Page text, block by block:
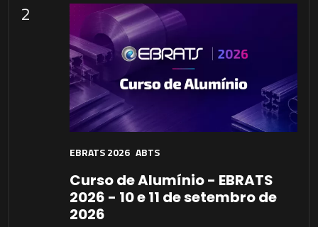
2
EBRATS 2026 ABTS
Curso de Alumínio - EBRATS
2026 - 10 e 11 de setembro de
2026